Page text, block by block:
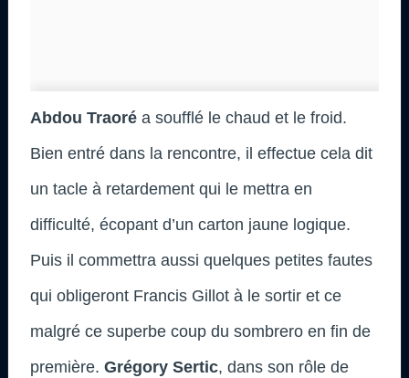
Abdou Traoré a soufflé le chaud et le froid.
Bien entré dans la rencontre, il effectue cela dit
un tacle à retardement qui le mettra en
difficulté, écopant d’un carton jaune logique.
Puis il commettra aussi quelques petites fautes
qui obligeront Francis Gillot à le sortir et ce
malgré ce superbe coup du sombrero en fin de
première. Grégory Sertic, dans son rôle de